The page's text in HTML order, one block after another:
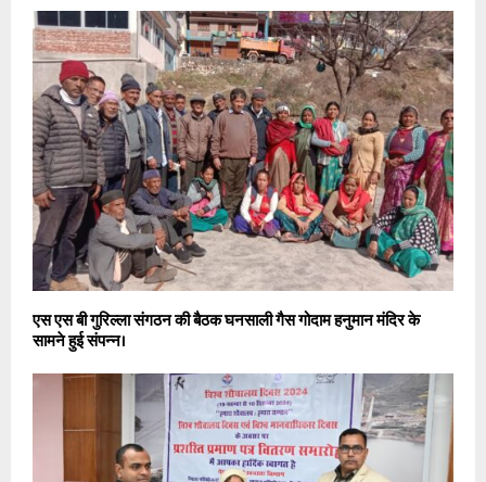
एस एस बी गुरिल्ला संगठन की बैठक घनसाली गैस गोदाम हनुमान मंदिर के
सामने हुई संपन्न।